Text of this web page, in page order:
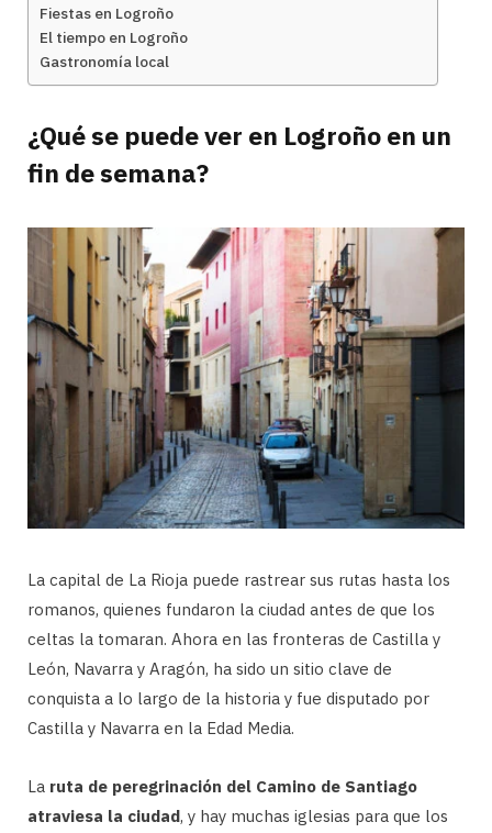
Fiestas en Logroño
El tiempo en Logroño
Gastronomía local
¿Qué se puede ver en Logroño en un
fin de semana?
La capital de La Rioja puede rastrear sus rutas hasta los
romanos, quienes fundaron la ciudad antes de que los
celtas la tomaran. Ahora en las fronteras de Castilla y
León, Navarra y Aragón, ha sido un sitio clave de
conquista a lo largo de la historia y fue disputado por
Castilla y Navarra en la Edad Media.
La ruta de peregrinación del Camino de Santiago
atraviesa la ciudad, y hay muchas iglesias para que los